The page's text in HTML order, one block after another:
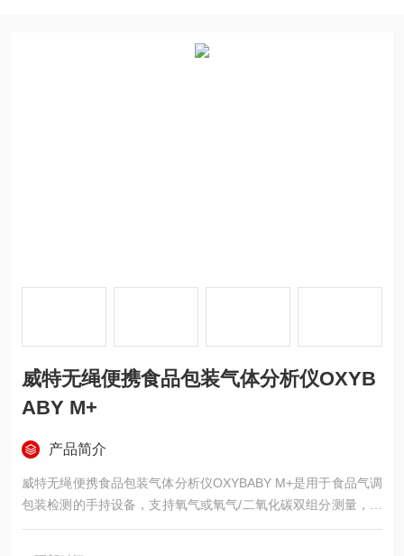
威特无绳便携食品包装气体分析仪OXYB
ABY M+
产品简介
威特无绳便携食品包装气体分析仪OXYBABY M+是用于食品气调
包装检测的手持设备，支持氧气或氧气/二氧化碳双组分测量，适
用于极小包装与微量气体场景，可在生产线、仓库、实验室中快